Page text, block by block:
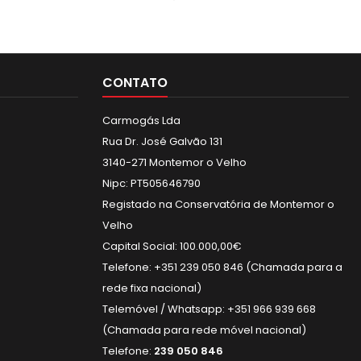
CONTATO
Carmogás Lda
Rua Dr. José Galvão 131
3140-271 Montemor o Velho
Nipc: PT505646790
Registado na Conservatória de Montemor o
Velho
Capital Social: 100.000,00€
Telefone: +351 239 050 846 (Chamada para a
rede fixa nacional)
Telemóvel / Whatsapp: +351 966 939 668
(Chamada para rede móvel nacional)
Telefone: 239 050 846